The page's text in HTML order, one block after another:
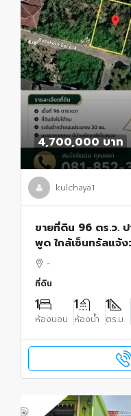
4,700,000 บาท
kulchaya1
ขายที่ดิน 96 ตร.ว.
พูด ใกล้เซ็นทรัลแจ้
ล้านบาท
-
ที่ดิน
1
ห้องนอน
1
ห้องน้ำ
1
ตร.ม.